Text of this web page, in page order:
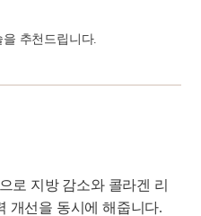
추천드립니다.
로 지방 감소와 콜라겐 리
개선을 동시에 해줍니다.